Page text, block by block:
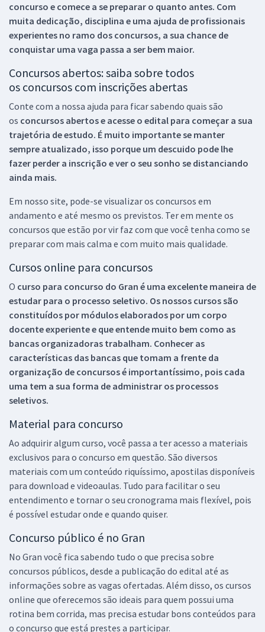
concurso e comece a se preparar o quanto antes. Com
muita dedicação, disciplina e uma ajuda de profissionais
experientes no ramo dos concursos, a sua chance de
conquistar uma vaga passa a ser bem maior.
Concursos abertos: saiba sobre todos
os concursos com inscrições abertas
Conte com a nossa ajuda para ficar sabendo quais são
os concursos abertos e acesse o edital para começar a sua
trajetória de estudo. É muito importante se manter
sempre atualizado, isso porque um descuido pode lhe
fazer perder a inscrição e ver o seu sonho se distanciando
ainda mais.
Em nosso site, pode-se visualizar os concursos em
andamento e até mesmo os previstos. Ter em mente os
concursos que estão por vir faz com que você tenha como se
preparar com mais calma e com muito mais qualidade.
Cursos online para concursos
O curso para concurso do Gran é uma excelente maneira de
estudar para o processo seletivo. Os nossos cursos são
constituídos por módulos elaborados por um corpo
docente experiente e que entende muito bem como as
bancas organizadoras trabalham. Conhecer as
características das bancas que tomam a frente da
organização de concursos é importantíssimo, pois cada
uma tem a sua forma de administrar os processos
seletivos.
Material para concurso
Ao adquirir algum curso, você passa a ter acesso a materiais
exclusivos para o concurso em questão. São diversos
materiais com um conteúdo riquíssimo, apostilas disponíveis
para download e videoaulas. Tudo para facilitar o seu
entendimento e tornar o seu cronograma mais flexível, pois
é possível estudar onde e quando quiser.
Concurso público é no Gran
No Gran você fica sabendo tudo o que precisa sobre
concursos públicos, desde a publicação do edital até as
informações sobre as vagas ofertadas. Além disso, os cursos
online que oferecemos são ideais para quem possui uma
rotina bem corrida, mas precisa estudar bons conteúdos para
o concurso que está prestes a participar.